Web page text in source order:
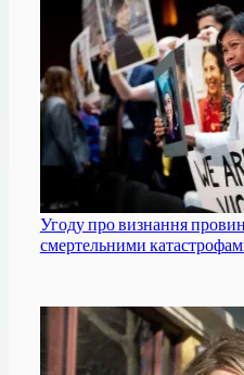
Угоду про визнання
смертельними